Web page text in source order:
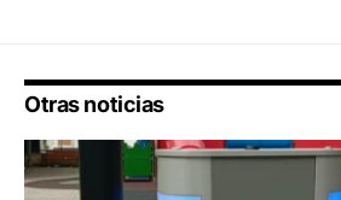
Otras noticias